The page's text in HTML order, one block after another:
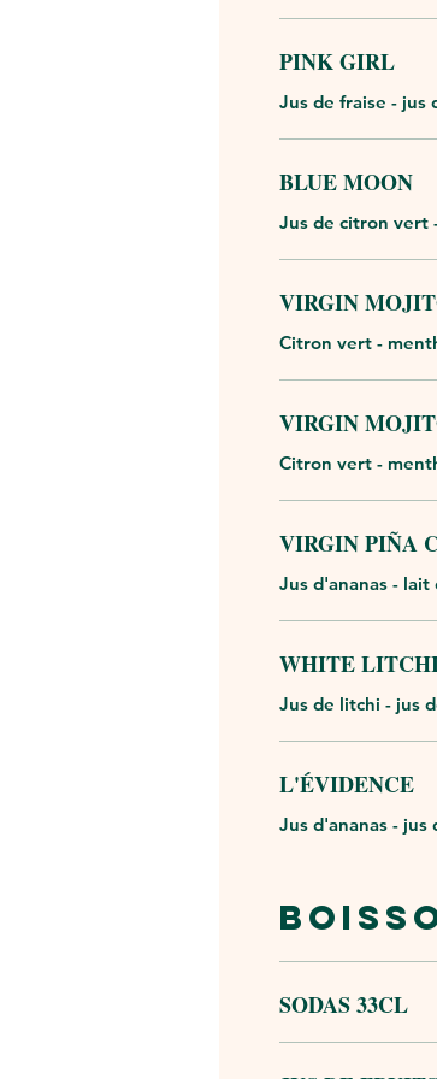
PINK GIRL
Jus de fraise - jus
BLUE MOON
Jus de citron vert
VIRGIN
Citron vert -
VIRGIN
Citron vert -
VIRGIN PIÑA
Jus d'ananas - lait
WHITE
Jus de litchi - jus
L'ÉVIDENCE
Jus d'ananas -
SODAS 33CL